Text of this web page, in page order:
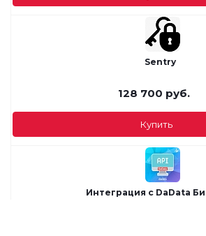
Sentry
128 700 руб.
Купить
Интеграция с DaData